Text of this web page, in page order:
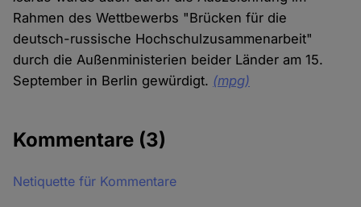
Rahmen des Wettbewerbs "Brücken für die
deutsch-russische Hochschulzusammenarbeit"
durch die Außenministerien beider Länder am 15.
September in Berlin gewürdigt. (mpg)
Kommentare (3)
Netiquette für Kommentare